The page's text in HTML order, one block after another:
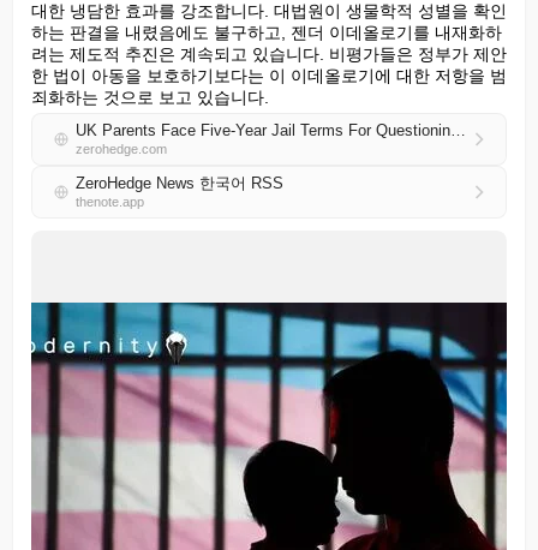
대한 냉담한 효과를 강조합니다. 대법원이 생물학적 성별을 확인
하는 판결을 내렸음에도 불구하고, 젠더 이데올로기를 내재화하
려는 제도적 추진은 계속되고 있습니다. 비평가들은 정부가 제안
한 법이 아동을 보호하기보다는 이 이데올로기에 대한 저항을 범
죄화하는 것으로 보고 있습니다.
UK Parents Face Five-Year Jail Terms For Questioning Their Child's Gender 'Transition'
zerohedge.com
ZeroHedge News 한국어 RSS
thenote.app